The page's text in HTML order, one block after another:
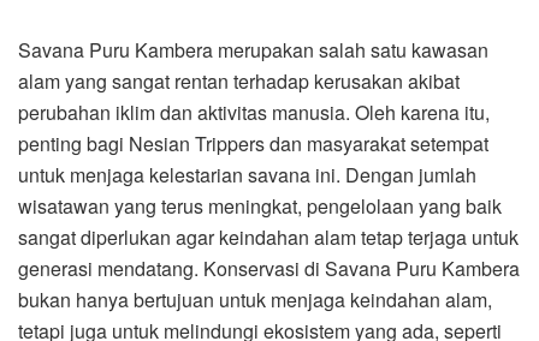
Savana Puru Kambera merupakan salah satu kawasan
alam yang sangat rentan terhadap kerusakan akibat
perubahan iklim dan aktivitas manusia. Oleh karena itu,
penting bagi Nesian Trippers dan masyarakat setempat
untuk menjaga kelestarian savana ini. Dengan jumlah
wisatawan yang terus meningkat, pengelolaan yang baik
sangat diperlukan agar keindahan alam tetap terjaga untuk
generasi mendatang. Konservasi di Savana Puru Kambera
bukan hanya bertujuan untuk menjaga keindahan alam,
tetapi juga untuk melindungi ekosistem yang ada, seperti